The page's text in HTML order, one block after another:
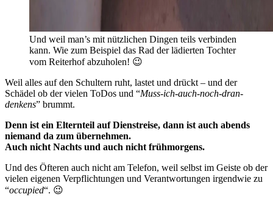
Und weil man’s mit nützlichen Dingen teils verbinden
kann. Wie zum Beispiel das Rad der lädierten Tochter
vom Reiterhof abzuholen! 😉
Weil alles auf den Schultern ruht, lastet und drückt – und der
Schädel ob der vielen ToDos und “Muss-ich-auch-noch-dran-
denkens” brummt.
Denn ist ein Elternteil auf Dienstreise, dann ist auch abends
niemand da zum übernehmen.
Auch nicht Nachts und auch nicht frühmorgens.
Und des Öfteren auch nicht am Telefon, weil selbst im Geiste ob der
vielen eigenen Verpflichtungen und Verantwortungen irgendwie zu
“occupied“. 😉